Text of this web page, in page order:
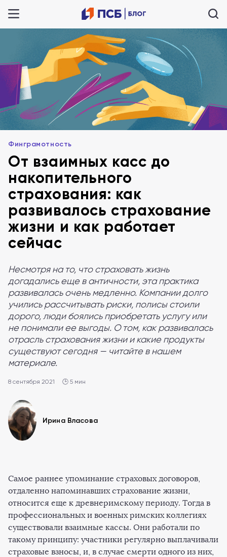
Финграмотность
От взаимных касс до
накопительного
страхования: как
развивалось страхование
жизни и как работает
сейчас
Несмотря на то, что страховать жизнь
догадались еще в античности, эта практика
развивалась очень медленно. Компании долго
учились рассчитывать риски, полисы стоили
дорого, люди боялись приобретать услугу или
не понимали ее выгоды. О том, как развивалась
отрасль страхования жизни и какие продукты
существуют сегодня — читайте в нашем
материале.
8 сентября 2021 🕒 5 мин
Ирина Власова
Самое раннее упоминание страховых договоров,
отдаленно напоминавших страхование жизни,
относится еще к древнеримскому периоду. Тогда в
профессиональных и военных римских коллегиях
существовали взаимные кассы. Они работали по
такому принципу: участники регулярно выплачивали
страховые взносы, и, в случае смерти одного из них,